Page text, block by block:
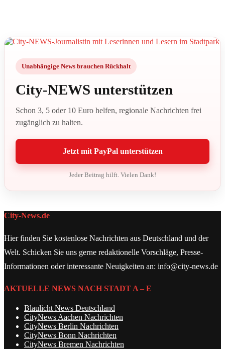
Unabhängige News brauchen Rückhalt
City-NEWS unterstützen
Schon 3, 5 oder 10 Euro helfen, regionale Nachrichten frei
zugänglich zu halten.
Jetzt mit PayPal unterstützen
Jeder Beitrag hilft. Vielen Dank!
City-News.de
Hier finden Sie kostenlose Nachrichten aus Deutschland und der
Welt. Schicken Sie uns gerne redaktionelle Vorschläge, Presse-
Informationen oder interessante Neuigkeiten an: info@city-news.de
AKTUELLE NEWS NACH STADT A – E
Blaulicht News Deutschland
CityNews Aachen Nachrichten
CityNews Berlin Nachrichten
CityNews Bonn Nachrichten
CityNews Bremen Nachrichten